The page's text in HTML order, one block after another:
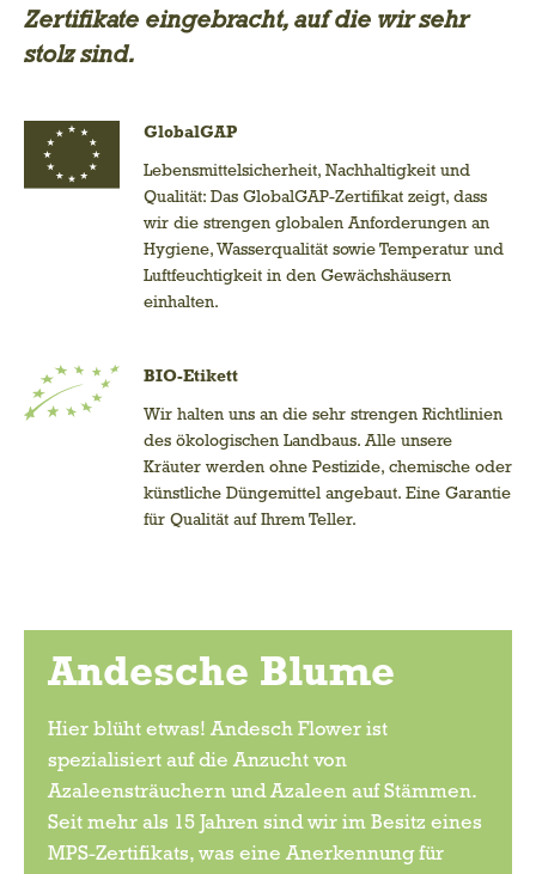
Zertifikate eingebracht, auf die wir sehr
stolz sind.
GlobalGAP
Lebensmittelsicherheit, Nachhaltigkeit und
Qualität: Das GlobalGAP-Zertifikat zeigt, dass
wir die strengen globalen Anforderungen an
Hygiene, Wasserqualität sowie Temperatur und
Luftfeuchtigkeit in den Gewächshäusern
einhalten.
BIO-Etikett
Wir halten uns an die sehr strengen Richtlinien
des ökologischen Landbaus. Alle unsere
Kräuter werden ohne Pestizide, chemische oder
künstliche Düngemittel angebaut. Eine Garantie
für Qualität auf Ihrem Teller.
Andesche Blume
Hier blüht etwas! Andesch Flower ist
spezialisiert auf die Anzucht von
Azaleensträuchern und Azaleen auf Stämmen.
Seit mehr als 15 Jahren sind wir im Besitz eines
MPS-Zertifikats, was eine Anerkennung für